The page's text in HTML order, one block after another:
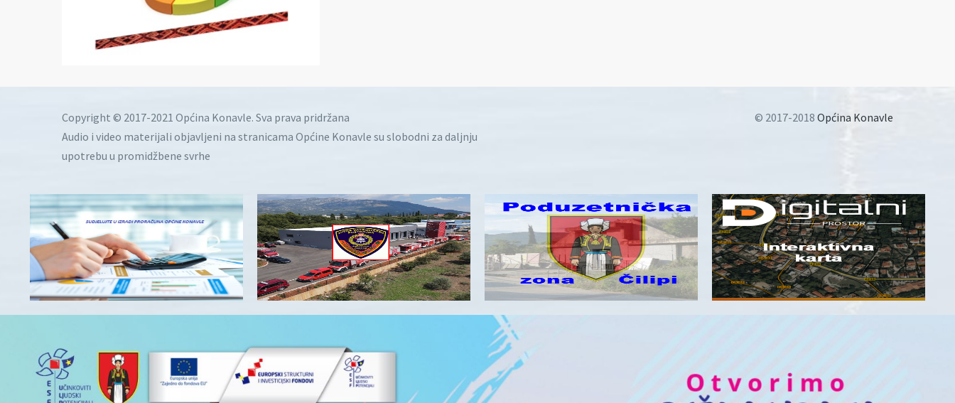
Copyright © 2017-2021 Općina Konavle. Sva prava pridržana
Audio i video materijali objavljeni na stranicama Općine Konavle su slobodni za daljnju
upotrebu u promidžbene svrhe
© 2017-2018 Općina Konavle